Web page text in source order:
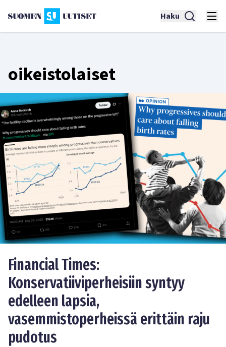
Haku
oikeistolaiset
Financial Times:
Konservatiiviperheisiin syntyy
edelleen lapsia,
vasemmistoperheissä erittäin raju
pudotus